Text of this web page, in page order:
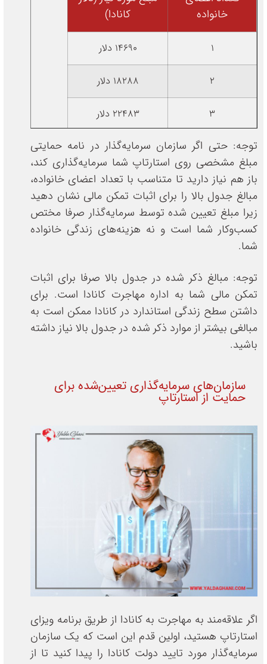
خانواده
کانادا)
1 14690 دلار
2 18288 دلار
3 22483 دلار
4 27297 دلار
5 30690 دلار
6 34917 دلار
برای هر عضو
بیشتر
3958 دلار
توجه: حتی اگر سازمان سرمایه‌گذار در نامه حمایتی
مبلغ مشخصی روی استارتاپ شما سرمایه‌گذاری کند،
باز هم نیاز دارید تا متناسب با تعداد اعضای خانواده،
مبالغ جدول بالا را برای اثبات تمکن مالی نشان دهید
زیرا مبلغ تعیین شده توسط سرمایه‌گذار صرفا مختص
کسب‌وکار شما است و نه هزینه‌های زندگی خانواده
شما.
توجه: مبالغ ذکر شده در جدول بالا صرفا برای اثبات
تمکن مالی شما به اداره مهاجرت کانادا است. برای
داشتن سطح زندگی استاندارد در کانادا ممکن است به
مبالغی بیشتر از موارد ذکر شده در جدول بالا نیاز داشته
باشید.
سازمان‌های سرمایه‌گذاری تعیین‌شده برای
حمایت از استارتاپ
اگر علاقه‌مند به مهاجرت به کانادا از طریق برنامه ویزای
استارتاپ هستید، اولین قدم این است که یک سازمان
سرمایه‌گذار مورد تایید دولت کانادا را پیدا کنید تا از